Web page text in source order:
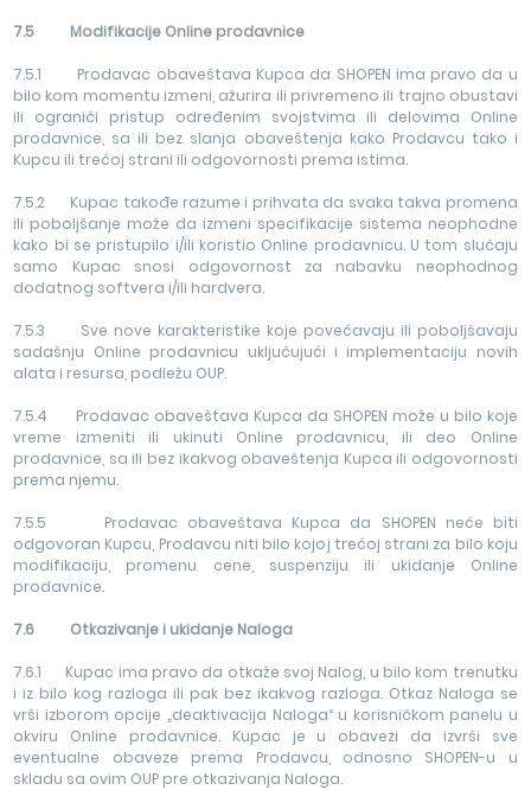
7.5 Modifikacije Online prodavnice
7.5.1 Prodavac obaveštava Kupca da SHOPEN ima pravo da u
bilo kom momentu izmeni, ažurira ili privremeno ili trajno obustavi
ili ograniči pristup određenim svojstvima ili delovima Online
prodavnice, sa ili bez slanja obaveštenja kako Prodavcu tako i
Kupcu ili trećoj strani ili odgovornosti prema istima.
7.5.2 Kupac takođe razume i prihvata da svaka takva promena
ili poboljšanje može da izmeni specifikacije sistema neophodne
kako bi se pristupilo i/ili koristio Online prodavnicu. U tom slučaju
samo Kupac snosi odgovornost za nabavku neophodnog
dodatnog softvera i/ili hardvera.
7.5.3 Sve nove karakteristike koje povećavaju ili poboljšavaju
sadašnju Online prodavnicu uključujući i implementaciju novih
alata i resursa, podležu OUP.
7.5.4 Prodavac obaveštava Kupca da SHOPEN može u bilo koje
vreme izmeniti ili ukinuti Online prodavnicu, ili deo Online
prodavnice, sa ili bez ikakvog obaveštenja Kupca ili odgovornosti
prema njemu.
7.5.5 Prodavac obaveštava Kupca da SHOPEN neće biti
odgovoran Kupcu, Prodavcu niti bilo kojoj trećoj strani za bilo koju
modifikaciju, promenu cene, suspenziju ili ukidanje Online
prodavnice.
7.6 Otkazivanje i ukidanje Naloga
7.6.1 Kupac ima pravo da otkaže svoj Nalog, u bilo kom trenutku
i iz bilo kog razloga ili pak bez ikakvog razloga. Otkaz Naloga se
vrši izborom opcije „deaktivacija Naloga“ u korisničkom panelu u
okviru Online prodavnice. Kupac je u obavezi da izvrši sve
eventualne obaveze prema Prodavcu, odnosno SHOPEN-u u
skladu sa ovim OUP pre otkazivanja Naloga.